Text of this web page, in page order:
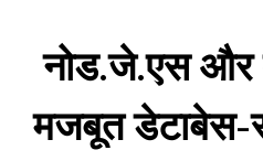
नोड.जे.एस और
मजबूत डेटाबेस-